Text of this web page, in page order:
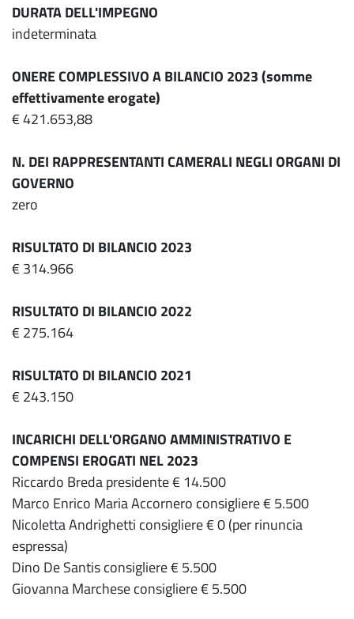
DURATA DELL'IMPEGNO
indeterminata
ONERE COMPLESSIVO A BILANCIO 2023 (somme
effettivamente erogate)
€ 421.653,88
N. DEI RAPPRESENTANTI CAMERALI NEGLI ORGANI DI
GOVERNO
zero
RISULTATO DI BILANCIO 2023
€ 314.966
RISULTATO DI BILANCIO 2022
€ 275.164
RISULTATO DI BILANCIO 2021
€ 243.150
INCARICHI DELL'ORGANO AMMINISTRATIVO E
COMPENSI EROGATI NEL 2023
Riccardo Breda presidente € 14.500
Marco Enrico Maria Accornero consigliere € 5.500
Nicoletta Andrighetti consigliere € 0 (per rinuncia
espressa)
Dino De Santis consigliere € 5.500
Giovanna Marchese consigliere € 5.500